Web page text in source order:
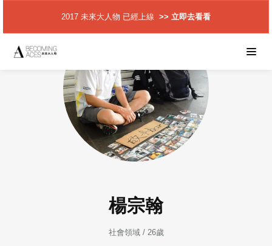
2017 未來大人物 已經上線 >> 立即去看看
楊宗翰
社會領域 / 26歲